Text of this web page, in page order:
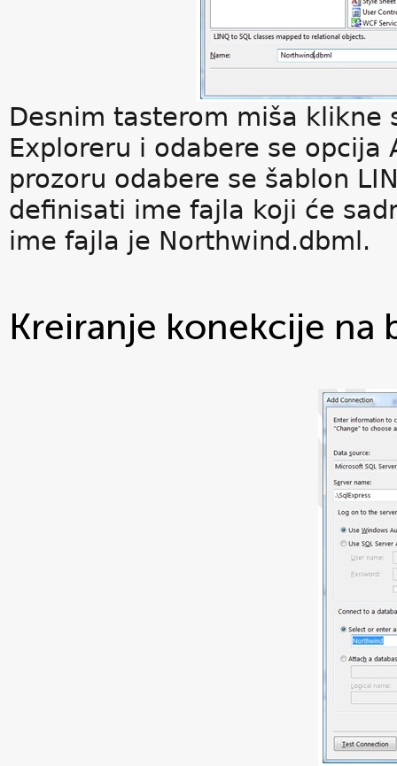
Desnim tasterom miša klikne
Exploreru i odabere se opcija
prozoru odabere se šablon
definisati ime fajla koji će
ime fajla je Northwind.dbml.
Kreiranje konekcije na